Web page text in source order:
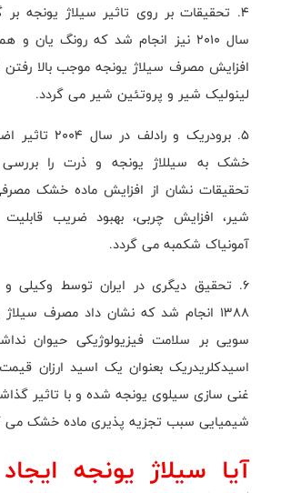
4. تحقیقات بر روی تاثیر سیلاژ یونجه
سال 2010 نیز انجام شد که رونگ یان و
افزایش مصرف سیلاژ یونجه موجب بالا
لینولیک شیر و پروتئین شیر می گردد.
5. برودریک و
خشک به سیللاژ یونجه و ذرت را
تحقیقات نشان از افزایش ماده خشک
شیر، افزایش چربی، بهبود ضریب
آمونیاک شکمبه می گردد.
6. تحقیق دیگری در ایران توسط وکیلی
1388 انجام شد که نشان داد مصرف
سویی بر سلامت فیزیولوژیکی حیوان
اسیدکلریدریک بعنوان یک اسید ارزان
غنی سازی سیلوی یونجه شده و با تاثیر
شیمیایی سبب تجزیه پذیری ماده خشک می
آیا سیلاژ یونجه